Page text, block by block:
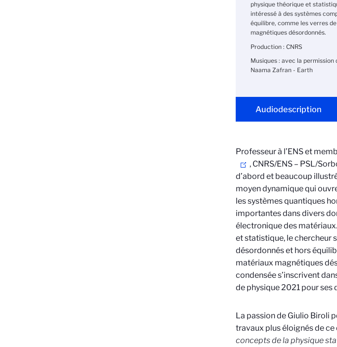
physique théorique et
intéressé à des systèmes
équilibre, comme les verres
magnétiques désordonnés.
Production : CNRS
Musiques : avec la
Naama Zafran - Earth
Audiodescription
Professeur à l’ENS et
, CNRS/ENS – PSL/
d’abord et beaucoup
moyen dynamiquequi
les systèmes quantiques
importantes dans divers
électronique des
et statistique, le chercheur
désordonnés et hors
matériaux magnétiques
condensée s’inscrivent
de physique 2021 pour
La passion de Giulio Biroli
travaux plus éloignés de ce
concepts de la physique